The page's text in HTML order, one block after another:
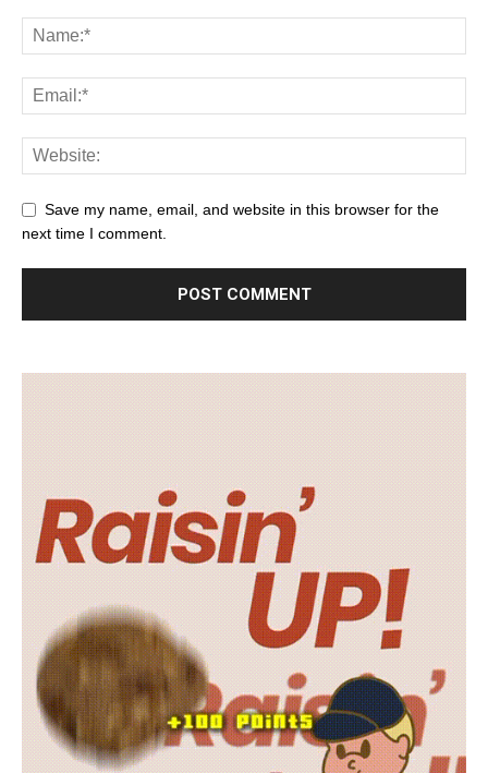
Save my name, email, and website in this browser for the
next time I comment.